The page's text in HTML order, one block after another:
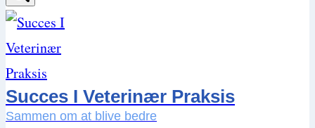
Succes I Veterinær Praksis
Sammen om at blive bedre